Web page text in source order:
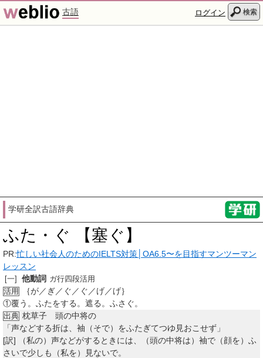
古語 ログイン 検索
学研全訳古語辞典
ふた・ぐ 【塞ぐ】
PR:忙しい社会人のためのIELTS対策│OA6.5〜を目指すマンツーマン
レッスン
[一] 他動詞 ガ行四段活用
活用
｛が／ぎ／ぐ／ぐ／げ／げ｝
①覆う。ふたをする。遮る。ふさぐ。
出典 枕草子 頭の中将の
「声などする折は、袖（そで）をふたぎてつゆ見おこせず」
[訳] （私の）声などがするときには、（頭の中将は）袖で（顔を）ふ
さいで少しも（私を）見ないで。